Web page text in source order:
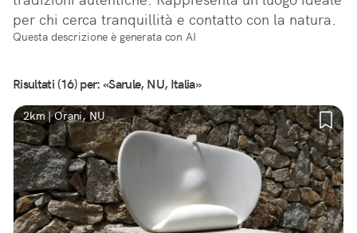
per chi cerca tranquillità e contatto con la natura.
Questa descrizione è generata con AI
Risultati (16) per: «Sarule, NU, Italia»
2km | Orani, NU